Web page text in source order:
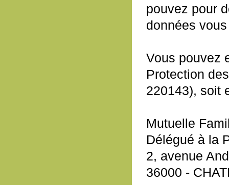
pouvez pour
données
Vous pouvez
Protection
220143), soit
Mutuelle
Délégué à la
2, avenue
36000 -